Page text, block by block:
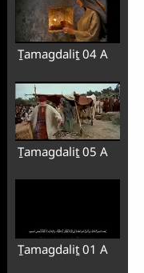
Ṯamagdaliṯ 04 A
Ṯamagdaliṯ 05 A
Ṯamagdaliṯ 01 A